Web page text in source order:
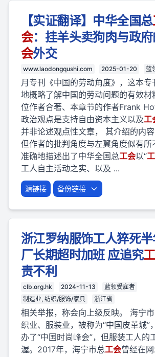
【实证翻译】中华全国总
会：挂羊头卖狗肉与政
会外交
www.laodongqushi.com 2025-01-20 蓝
月专刊《中国的劳动角度》，这本专
地概略了解中国的劳动问题的有效材
位作者合著、本章节的作者Frank
政治观点是支持自由资本主义以及工
并非论述观点性文章， 其介绍的内容
但作者的批判角度与左翼角度似有
准确地描述出了中华全国总工会以“
工人自主活动之实、以及 ...
源链接 备份链接
浙江罗纳服饰工人猝死
厂长期超时加班 应追究
责不利
clb.org.hk 2024-11-13
蓝领受雇者
制造业, 纺织/服饰/家具
浙江省
相关举报，称会向上级反映。 海宁
织业、服装业，被称为“中国皮革城
办了“中国时尚峰会”，但服装工人的
渥。2017年，海宁市总工会曾经在